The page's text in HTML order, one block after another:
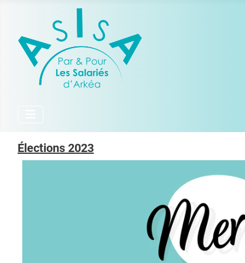
Élections 2023